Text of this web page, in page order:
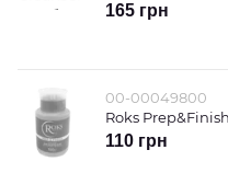
165 грн
00-00049800
Roks
110 грн